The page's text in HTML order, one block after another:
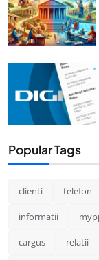
Popular Tags
clienti telefon
informatii
cargus relatii